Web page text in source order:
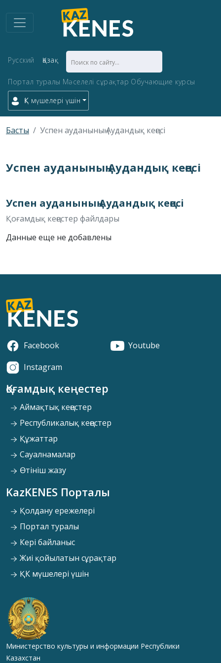
Русский Қазақ
Портал туралы Мәселелі сұрақтар Обучающие курсы
ҚК мүшелері үшін
Басты Успен ауданының Аудандық кеңесі
Успен ауданының Аудандық кеңесі
Успен ауданының Аудандық кеңесі
Қоғамдық кеңестер файлдары
Данные еще не добавлены
Facebook
Youtube
Instagram
Қоғамдық кеңестер
Аймақтық кеңестер
Республикалық кеңестер
Құжаттар
Сауалнамалар
Өтініш жазу
KazKENES Порталы
Қолдану ережелері
Портал туралы
Кері байланыс
Жиі қойылатын сұрақтар
ҚК мүшелері үшін
Министерство культуры и информации Республики
Казахстан